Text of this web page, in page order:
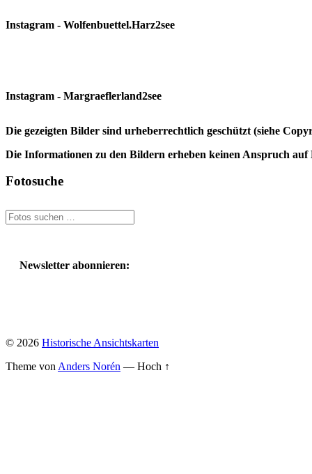
Instagram - Wolfenbuettel.Harz2see
Instagram - Margraeflerland2see
Die gezeigten Bilder sind urheberrechtlich geschützt (siehe
Die Informationen zu den Bildern erheben keinen Anspruch
Fotosuche
Suchen
Newsletter abonnieren:
© 2026 Historische Ansichtskarten
Theme von Anders Norén — Hoch ↑